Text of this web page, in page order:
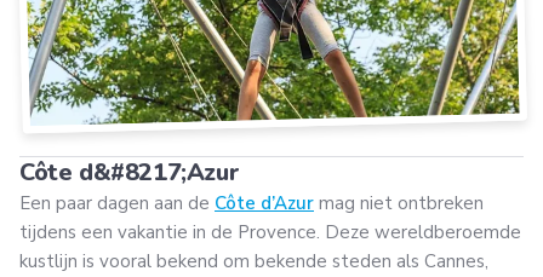
Côte d&#8217;Azur
Een paar dagen aan de Côte d’Azur mag niet ontbreken
tijdens een vakantie in de Provence. Deze wereldberoemde
kustlijn is vooral bekend om bekende steden als Cannes,